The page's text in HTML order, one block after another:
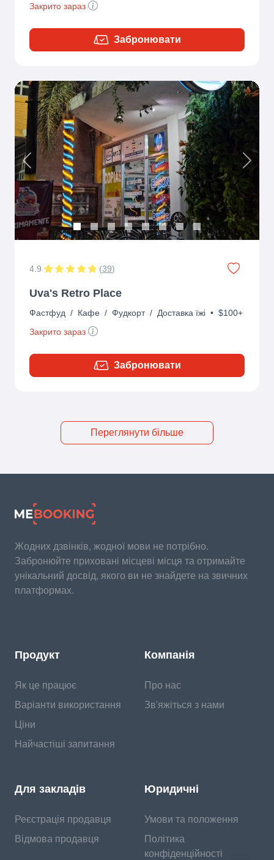
Закрито зараз
Забронювати
Previous Next
4.9 (39)
Uva's Retro Place
Фастфуд / Кафе / Фудкорт / Доставка їжі • $100+
Закрито зараз
Забронювати
Переглянути більше
Жодних дзвінків, жодної мови не потрібно.
Забронюйте приховані місцеві місця та отримайте
унікальний досвід, якого ви не знайдете на звичних
платформах.
Продукт
Як це працює
Варіанти використання
Ціни
Найчастіші запитання
Компанія
Про нас
Зв'яжіться з нами
Для закладів
Реєстрація продавця
Відмова продавця
Юридичні
Умови та положення
Політика
конфіденційності